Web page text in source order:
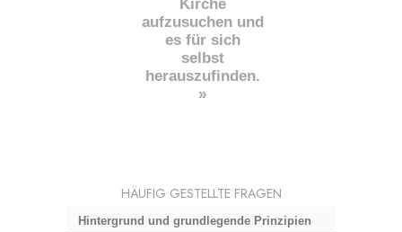
Kirche
aufzusuchen und
es für sich
selbst
herauszufinden.
»
HÄUFIG GESTELLTE FRAGEN
Hintergrund und grundlegende Prinzipien